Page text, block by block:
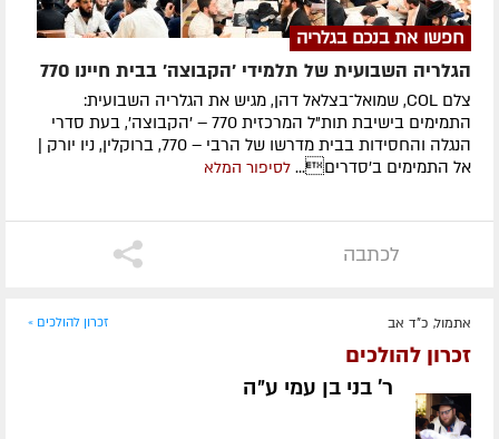
חפשו את בנכם בגלריה
הגלריה השבועית של תלמידי 'הקבוצה' בבית חיינו 770
צלם COL, שמואל־בצלאל דהן, מגיש את הגלריה השבועית:
התמימים בישיבת תות"ל המרכזית 770 – 'הקבוצה', בעת סדרי
הנגלה והחסידות בבית מדרשו של הרבי – 770, ברוקלין, ניו יורק |
אל התמימים ב'סדרים... לסיפור המלא
לכתבה
אתמול, כ"ד אב זכרון להולכים »
זכרון להולכים
ר' בני בן עמי ע״ה